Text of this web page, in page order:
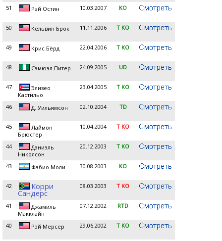
51 Рэй Остин 10.03.2007 KO
50 Кельвин Брок 11.11.2006 T KO
49 Крис Бёрд 22.04.2006 T KO
48 Сэмюэл Питер 24.09.2005 UD
47
Элизео
Кастильо
23.04.2005 T KO
46 Д. Уильямсон 02.10.2004 TD
45
Лаймон
Брюстер
10.04.2004 T KO
44
Даниэль
Николсон
20.12.2003 T KO
43 Фабио Моли 30.08.2003 KO
42 Корри
Сандерс
08.03.2003 T KO
41
Джамиль
Макклайн
07.12.2002 RTD
40 Рэй Мерсер 29.06.2002 T KO